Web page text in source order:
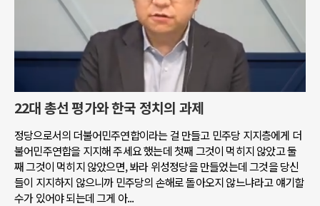
22대 총선 평가와 한국 정치의 과제
정당으로서의 더불어민주연합이라는 걸 만들고 민주당 지지층에게 더
불어민주연합을 지지해 주세요 했는데 첫째 그것이 먹히지 않았고 둘
째 그것이 먹히지 않았으면, 봐라 위성정당을 만들었는데 그것을 당신
들이 지지하지 않으니까 민주당의 손해로 돌아오지 않느냐라고 얘기할
수가 있어야 되는데 그게 아...